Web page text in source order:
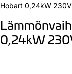
Hobart 0,24kW
0,24kW